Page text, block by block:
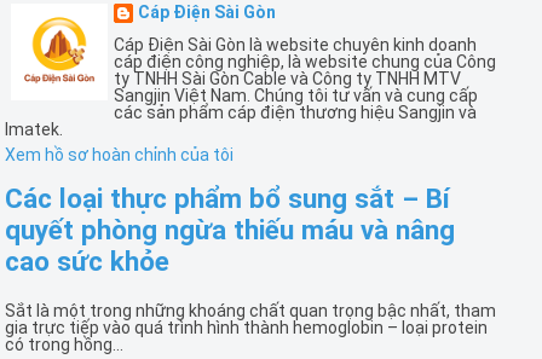
Cáp Điện Sài Gòn
Cáp Điện Sài Gòn là website chuyên kinh doanh
cáp điện công nghiệp, là website chung của Công
ty TNHH Sài Gòn Cable và Công ty TNHH MTV
Sangjin Việt Nam. Chúng tôi tư vấn và cung cấp
các sản phẩm cáp điện thương hiệu Sangjin và
Imatek.
Xem hồ sơ hoàn chỉnh của tôi
Các loại thực phẩm bổ sung sắt – Bí
quyết phòng ngừa thiếu máu và nâng
cao sức khỏe
Sắt là một trong những khoáng chất quan trọng bậc nhất, tham
gia trực tiếp vào quá trình hình thành hemoglobin – loại protein
có trong hồng...